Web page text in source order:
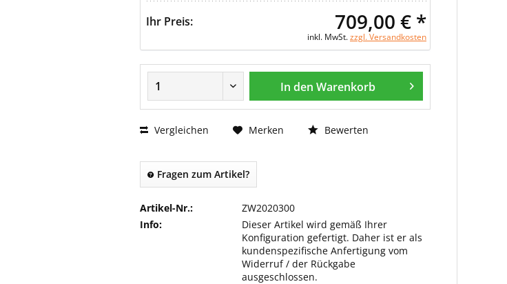
Ihr Preis: 709,00 € *
inkl. MwSt.zzgl. Versandkosten
In den Warenkorb
Vergleichen Merken Bewerten
Fragen zum Artikel?
Artikel-Nr.:
ZW2020300
Info:
Dieser Artikel wird gemäß Ihrer
Konfiguration gefertigt. Daher ist er als
kundenspezifische Anfertigung vom
Widerruf / der Rückgabe
ausgeschlossen.